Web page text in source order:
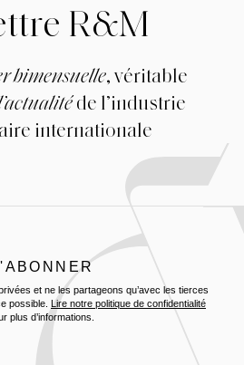
R&M
bimensuelle, véritable
de l’industrie
internationale
et ne les partageons qu’avec les tierces
possible. Lire notre politique de confidentialité
plus d’informations.